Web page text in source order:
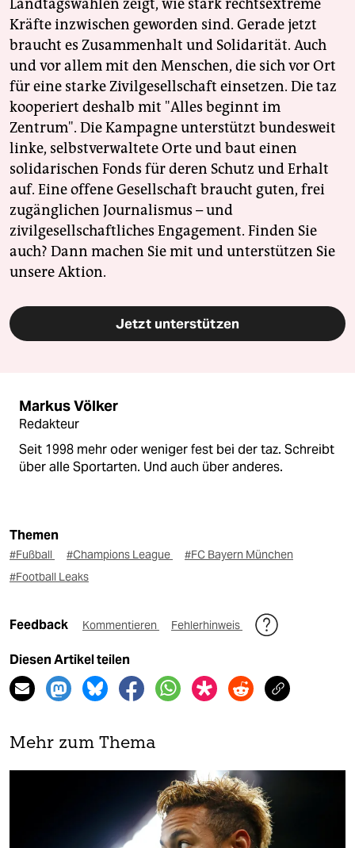
Landtagswahlen zeigt, wie stark rechtsextreme
Kräfte inzwischen geworden sind. Gerade jetzt
braucht es Zusammenhalt und Solidarität. Auch
und vor allem mit den Menschen, die sich vor Ort
für eine starke Zivilgesellschaft einsetzen. Die taz
kooperiert deshalb mit "Alles beginnt im
Zentrum". Die Kampagne unterstützt bundesweit
linke, selbstverwaltete Orte und baut einen
solidarischen Fonds für deren Schutz und Erhalt
auf. Eine offene Gesellschaft braucht guten, frei
zugänglichen Journalismus – und
zivilgesellschaftliches Engagement. Finden Sie
auch? Dann machen Sie mit und unterstützen Sie
unsere Aktion.
Jetzt unterstützen
Markus Völker
Redakteur
Seit 1998 mehr oder weniger fest bei der taz. Schreibt
über alle Sportarten. Und auch über anderes.
Themen
#Fußball #Champions League
#FC Bayern München
#Football Leaks
Feedback Kommentieren Fehlerhinweis
Diesen Artikel teilen
Mehr zum Thema